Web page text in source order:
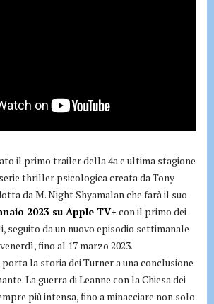
il primo trailer della 4a e ultima stagione
thriller psicologica creata da Tony
da M. Night Shyamalan che farà il suo
2023 su Apple TV+ con il primo dei
seguito da un nuovo episodio settimanale
fino al 17 marzo 2023.
la storia dei Turner a una conclusione
La guerra di Leanne con la Chiesa dei
più intensa, fino a minacciare non solo